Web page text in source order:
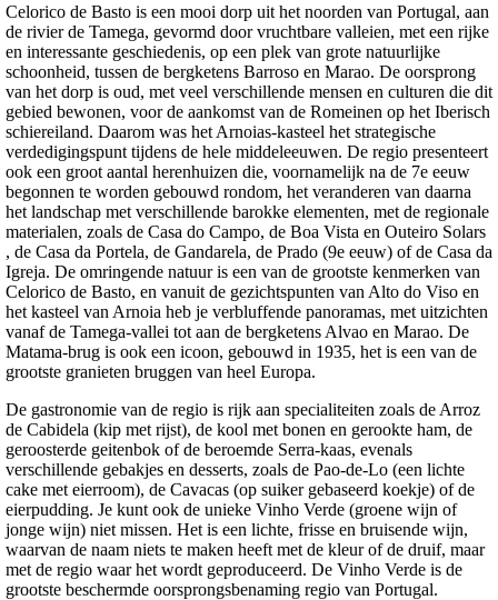
Celorico de Basto is een mooi dorp uit het noorden van Portugal, aan
de rivier de Tamega, gevormd door vruchtbare valleien, met een rijke
en interessante geschiedenis, op een plek van grote natuurlijke
schoonheid, tussen de bergketens Barroso en Marao. De oorsprong
van het dorp is oud, met veel verschillende mensen en culturen die dit
gebied bewonen, voor de aankomst van de Romeinen op het Iberisch
schiereiland. Daarom was het Arnoias-kasteel het strategische
verdedigingspunt tijdens de hele middeleeuwen. De regio presenteert
ook een groot aantal herenhuizen die, voornamelijk na de 7e eeuw
begonnen te worden gebouwd rondom, het veranderen van daarna
het landschap met verschillende barokke elementen, met de regionale
materialen, zoals de Casa do Campo, de Boa Vista en Outeiro Solars
, de Casa da Portela, de Gandarela, de Prado (9e eeuw) of de Casa da
Igreja. De omringende natuur is een van de grootste kenmerken van
Celorico de Basto, en vanuit de gezichtspunten van Alto do Viso en
het kasteel van Arnoia heb je verbluffende panoramas, met uitzichten
vanaf de Tamega-vallei tot aan de bergketens Alvao en Marao. De
Matama-brug is ook een icoon, gebouwd in 1935, het is een van de
grootste granieten bruggen van heel Europa.
De gastronomie van de regio is rijk aan specialiteiten zoals de Arroz
de Cabidela (kip met rijst), de kool met bonen en gerookte ham, de
geroosterde geitenbok of de beroemde Serra-kaas, evenals
verschillende gebakjes en desserts, zoals de Pao-de-Lo (een lichte
cake met eierroom), de Cavacas (op suiker gebaseerd koekje) of de
eierpudding. Je kunt ook de unieke Vinho Verde (groene wijn of
jonge wijn) niet missen. Het is een lichte, frisse en bruisende wijn,
waarvan de naam niets te maken heeft met de kleur of de druif, maar
met de regio waar het wordt geproduceerd. De Vinho Verde is de
grootste beschermde oorsprongsbenaming regio van Portugal.